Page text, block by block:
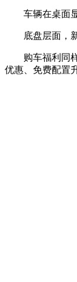
车辆在桌面显
底盘层面，新
购车福利同样
优惠、免费配置